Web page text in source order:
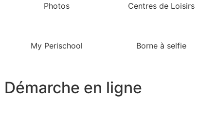
Photos Centres de Loisirs
My Perischool Borne à selfie
Démarche en ligne